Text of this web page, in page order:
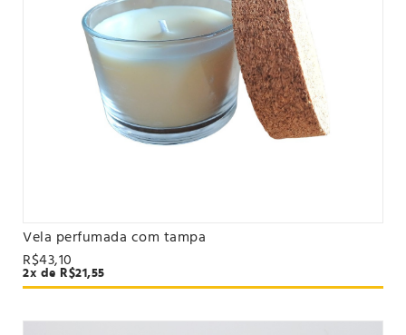
VER PRODUTO
Vela perfumada com tampa
R$43,10
2x de R$21,55